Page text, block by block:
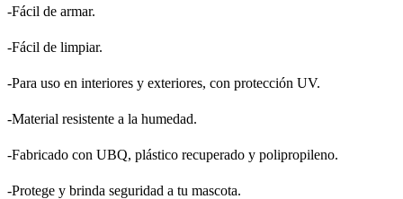
-Fácil de armar.
-Fácil de limpiar.
-Para uso en interiores y exteriores, con protección UV.
-Material resistente a la humedad.
-Fabricado con UBQ, plástico recuperado y polipropileno.
-Protege y brinda seguridad a tu mascota.